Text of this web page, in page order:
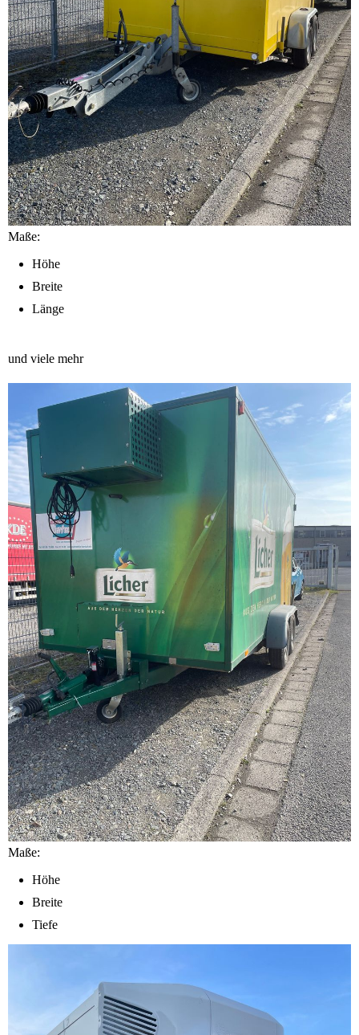
Maße:
Höhe
Breite
Länge
und viele mehr
Maße:
Höhe
Breite
Tiefe